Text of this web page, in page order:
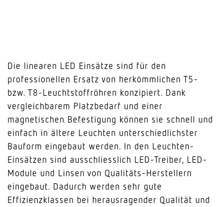
Die linearen LED Einsätze sind für den
professionellen Ersatz von herkömmlichen T5-
bzw. T8-Leuchtstoffröhren konzipiert. Dank
vergleichbarem Platzbedarf und einer
magnetischen Befestigung können sie schnell und
einfach in ältere Leuchten unterschiedlichster
Bauform eingebaut werden. In den Leuchten-
Einsätzen sind ausschliesslich LED-Treiber, LED-
Module und Linsen von Qualitäts-Herstellern
eingebaut. Dadurch werden sehr gute
Effizienzklassen bei herausragender Qualität und